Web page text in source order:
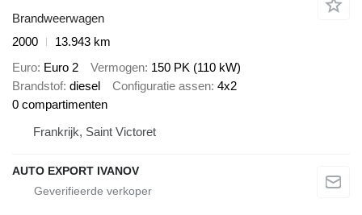
Brandweerwagen
2000
13.943 km
Euro Euro 2 Vermogen 150 PK (110 kW)
Brandstof diesel Configuratie assen 4x2
0 compartimenten
Frankrijk, Saint Victoret
AUTO EXPORT IVANOV